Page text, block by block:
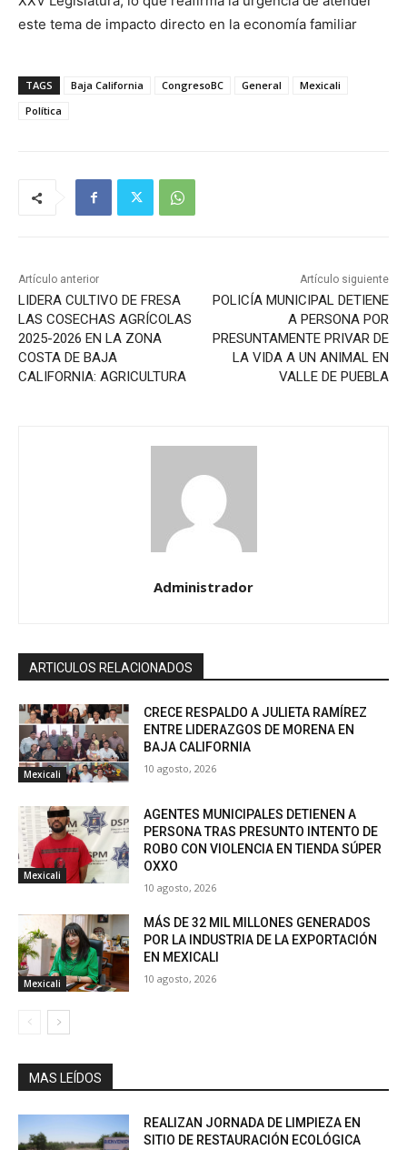
este tema de impacto directo en la economía familiar
TAGS Baja California CongresoBC General
Mexicali
Política
Artículo anterior
LIDERA CULTIVO DE FRESA
LAS COSECHAS AGRÍCOLAS
2025-2026 EN LA ZONA
COSTA DE BAJA
CALIFORNIA: AGRICULTURA
Artículo siguiente
POLICÍA MUNICIPAL DETIENE
A PERSONA POR
PRESUNTAMENTE PRIVAR DE
LA VIDA A UN ANIMAL EN
VALLE DE PUEBLA
Administrador
ARTICULOS RELACIONADOS
Mexicali
CRECE RESPALDO A JULIETA RAMÍREZ
ENTRE LIDERAZGOS DE MORENA EN
BAJA CALIFORNIA
10 agosto, 2026
Mexicali
AGENTES MUNICIPALES DETIENEN A
PERSONA TRAS PRESUNTO INTENTO DE
ROBO CON VIOLENCIA EN TIENDA SÚPER
OXXO
10 agosto, 2026
Mexicali
MÁS DE 32 MIL MILLONES GENERADOS
POR LA INDUSTRIA DE LA EXPORTACIÓN
EN MEXICALI
10 agosto, 2026
MAS LEÍDOS
REALIZAN JORNADA DE LIMPIEZA EN
SITIO DE RESTAURACIÓN ECOLÓGICA